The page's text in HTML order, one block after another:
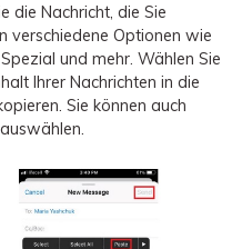
die Nachricht, die Sie
verschiedene Optionen wie
und mehr. Wählen Sie
Ihrer Nachrichten in die
Sie können auch